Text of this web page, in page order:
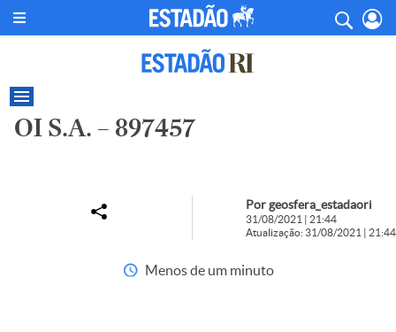
OI S.A. – 897457
Por geosfera_estadaori
31/08/2021 | 21:44
Atualização: 31/08/2021 | 21:44
Menos de um minuto